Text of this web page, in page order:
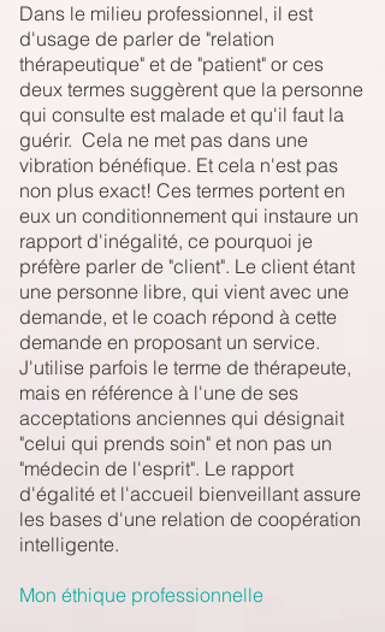
Dans le milieu professionnel, il est
d'usage de parler de "relation
thérapeutique" et de "patient" or ces
deux termes suggèrent que la personne
qui consulte est malade et qu'il faut la
guérir. Cela ne met pas dans une
vibration bénéfique. Et cela n'est pas
non plus exact! Ces termes portent en
eux un conditionnement qui instaure un
rapport d'inégalité, ce pourquoi je
préfère parler de "client". Le client étant
une personne libre, qui vient avec une
demande, et le coach répond à cette
demande en proposant un service.
J'utilise parfois le terme de thérapeute,
mais en référence à l'une de ses
acceptations anciennes qui désignait
"celui qui prends soin" et non pas un
"médecin de l'esprit". Le rapport
d'égalité et l'accueil bienveillant assure
les bases d'une relation de coopération
intelligente.
Mon éthique professionnelle